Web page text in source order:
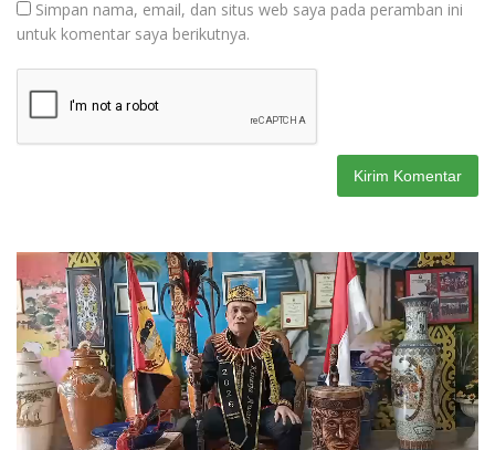
Simpan nama, email, dan situs web saya pada peramban ini
untuk komentar saya berikutnya.
Pemutar
Video